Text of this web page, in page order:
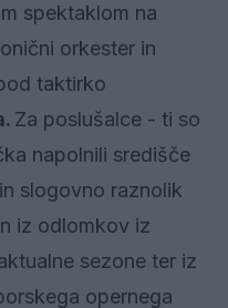
spektaklom na
orkester in
taktirko
Za poslušalce - ti so
napolnili središče
slogovno raznolik
iz odlomkov iz
sezone ter iz
opernega